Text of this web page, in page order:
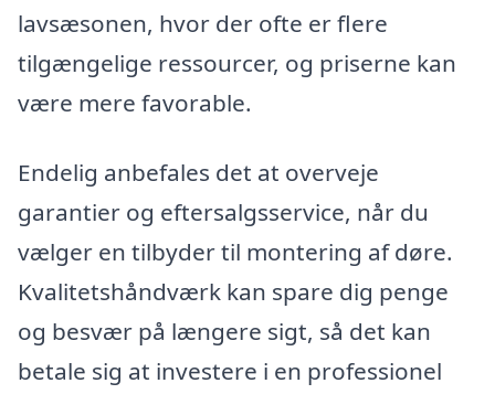
lavsæsonen, hvor der ofte er flere
tilgængelige ressourcer, og priserne kan
være mere favorable.
Endelig anbefales det at overveje
garantier og eftersalgsservice, når du
vælger en tilbyder til montering af døre.
Kvalitetshåndværk kan spare dig penge
og besvær på længere sigt, så det kan
betale sig at investere i en professionel